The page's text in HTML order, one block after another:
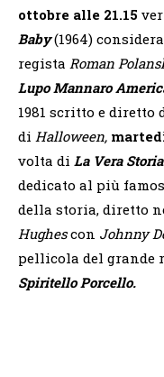
ottobre alle 21.15
Baby(1964)
regista Roman
Lupo Mannaro
1981 scritto e diretto
di Halloween,
volta di La Vera
dedicato al più
della storia, diretto
Hughescon Johnny
pellicola del grande
Spiritello Porcello.